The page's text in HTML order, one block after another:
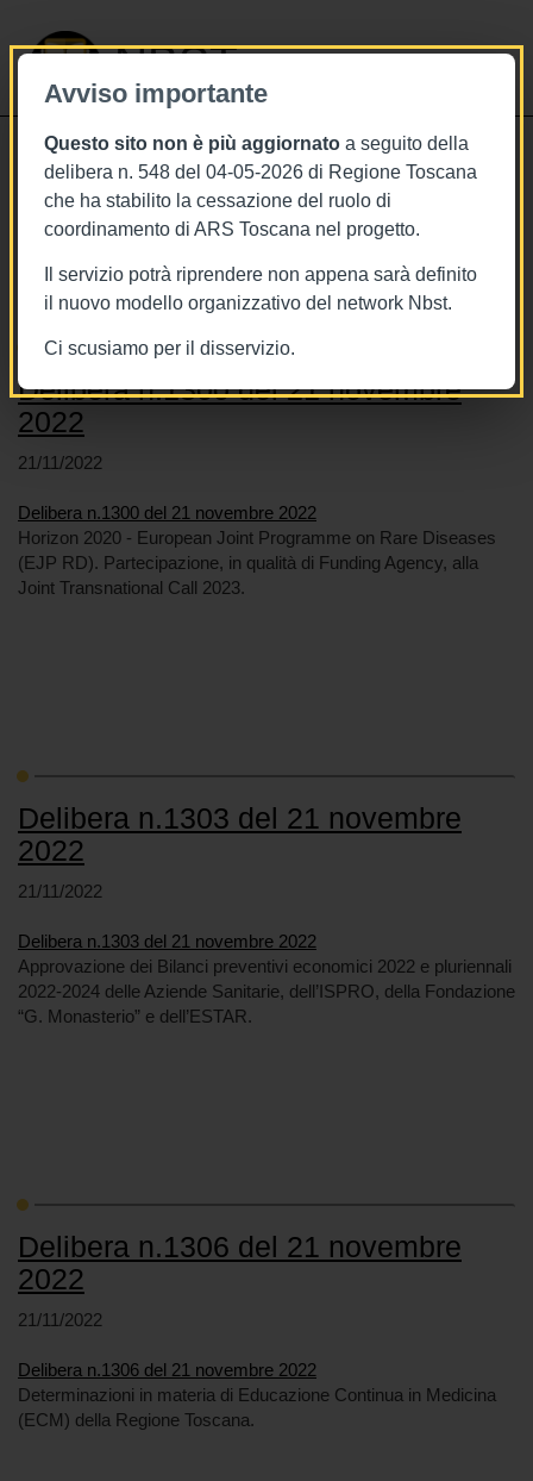
Avviso importante
Questo sito non è più aggiornato a seguito della
delibera n. 548 del 04-05-2026 di Regione Toscana
che ha stabilito la cessazione del ruolo di
coordinamento di ARS Toscana nel progetto.
Il servizio potrà riprendere non appena sarà definito
il nuovo modello organizzativo del network Nbst.
Ci scusiamo per il disservizio.
NBST
Stai visualizzando gli articoli relativi
a: Toscana
Delibera n.1300 del 21 novembre
2022
21/11/2022
Delibera n.1300 del 21 novembre 2022
Horizon 2020 - European Joint Programme on Rare Diseases
(EJP RD). Partecipazione, in qualità di Funding Agency, alla
Joint Transnational Call 2023.
Delibera n.1303 del 21 novembre
2022
21/11/2022
Delibera n.1303 del 21 novembre 2022
Approvazione dei Bilanci preventivi economici 2022 e pluriennali
2022-2024 delle Aziende Sanitarie, dell’ISPRO, della Fondazione
“G. Monasterio” e dell’ESTAR.
Delibera n.1306 del 21 novembre
2022
21/11/2022
Delibera n.1306 del 21 novembre 2022
Determinazioni in materia di Educazione Continua in Medicina
(ECM) della Regione Toscana.